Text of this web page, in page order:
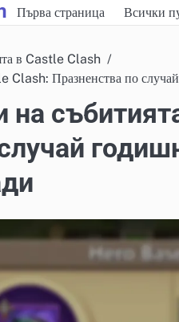
Първа страница Всички
в Castle Clash
Clash: Празненства по
на